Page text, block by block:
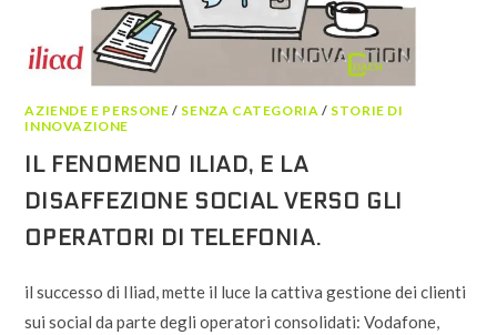
AZIENDE E PERSONE / SENZA CATEGORIA / STORIE DI
INNOVAZIONE
IL FENOMENO ILIAD, E LA
DISAFFEZIONE SOCIAL VERSO GLI
OPERATORI DI TELEFONIA.
il successo di Iliad, mette il luce la cattiva gestione dei clienti
sui social da parte degli operatori consolidati: Vodafone,